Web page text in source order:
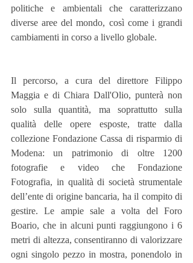
politiche e ambientali che caratterizzano
diverse aree del mondo, così come i grandi
cambiamenti in corso a livello globale.
Il percorso, a cura del direttore Filippo
Maggia e di Chiara Dall'Olio, punterà non
solo sulla quantità, ma soprattutto sulla
qualità delle opere esposte, tratte dalla
collezione Fondazione Cassa di risparmio di
Modena: un patrimonio di oltre 1200
fotografie e video che Fondazione
Fotografia, in qualità di società strumentale
dell’ente di origine bancaria, ha il compito di
gestire. Le ampie sale a volta del Foro
Boario, che in alcuni punti raggiungono i 6
metri di altezza, consentiranno di valorizzare
ogni singolo pezzo in mostra, ponendolo in